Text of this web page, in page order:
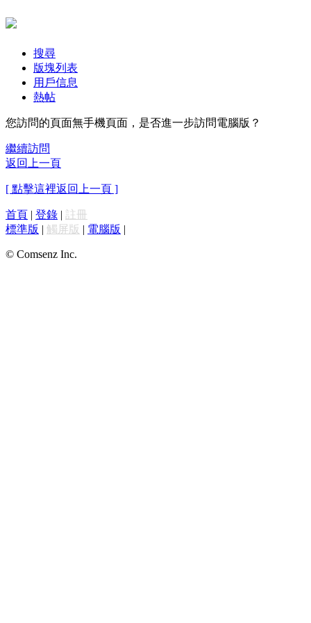
搜尋
版塊列表
用戶信息
熱帖
您訪問的頁面無手機頁面，是否進一步訪問電腦版？
繼續訪問
返回上一頁
[ 點擊這裡返回上一頁 ]
首頁 | 登錄 | 註冊
標準版 | 觸屏版 | 電腦版 |
© Comsenz Inc.